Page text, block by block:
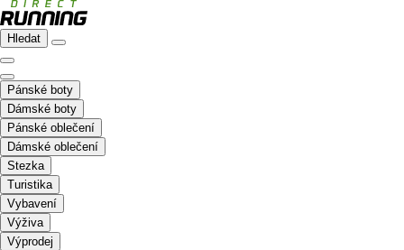
Hledat
Pánské boty
Dámské boty
Pánské oblečení
Dámské oblečení
Stezka
Turistika
Vybavení
Výživa
Výprodej